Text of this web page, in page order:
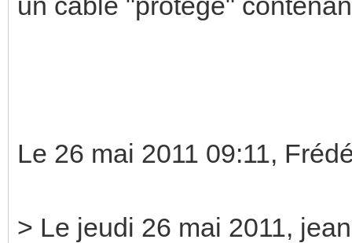
Le 26 mai 2011 09:11,
> Le jeudi 26 mai 2011,